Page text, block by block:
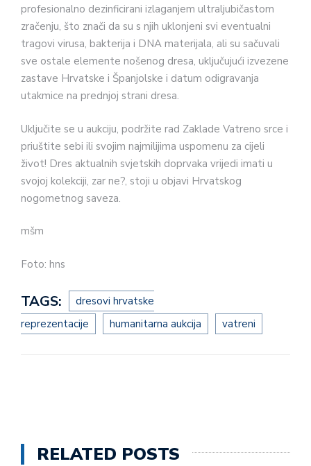
profesionalno dezinficirani izlaganjem ultraljubičastom
zračenju, što znači da su s njih uklonjeni svi eventualni
tragovi virusa, bakterija i DNA materijala, ali su sačuvali
sve ostale elemente nošenog dresa, uključujući izvezene
zastave Hrvatske i Španjolske i datum odigravanja
utakmice na prednjoj strani dresa.
Uključite se u aukciju, podržite rad Zaklade Vatreno srce i
priuštite sebi ili svojim najmilijima uspomenu za cijeli
život! Dres aktualnih svjetskih doprvaka vrijedi imati u
svojoj kolekciji, zar ne?, stoji u objavi Hrvatskog
nogometnog saveza.
mšm
Foto: hns
TAGS:
dresovi hrvatske
reprezentacije
humanitarna aukcija vatreni
RELATED POSTS